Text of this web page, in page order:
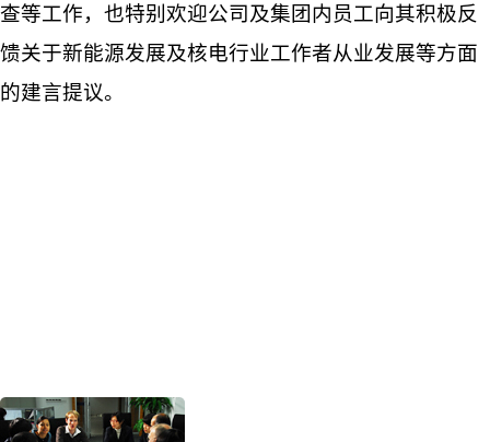
查等工作，也特别欢迎公司及集团内员工向其积极反
馈关于新能源发展及核电行业工作者从业发展等方面
的建言提议。